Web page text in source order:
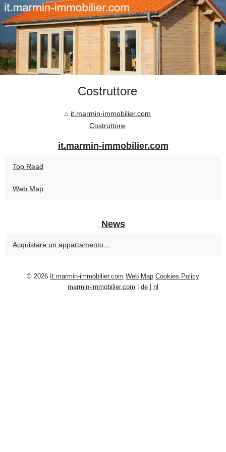
Costruttore
it.marmin-immobilier.com
Costruttore
it.marmin-immobilier.com
Top Read
Web Map
News
Acquistare un appartamento...
© 2026 It.marmin-immobilier.com Web Map Cookies Policy
marmin-immobilier.com
de nl